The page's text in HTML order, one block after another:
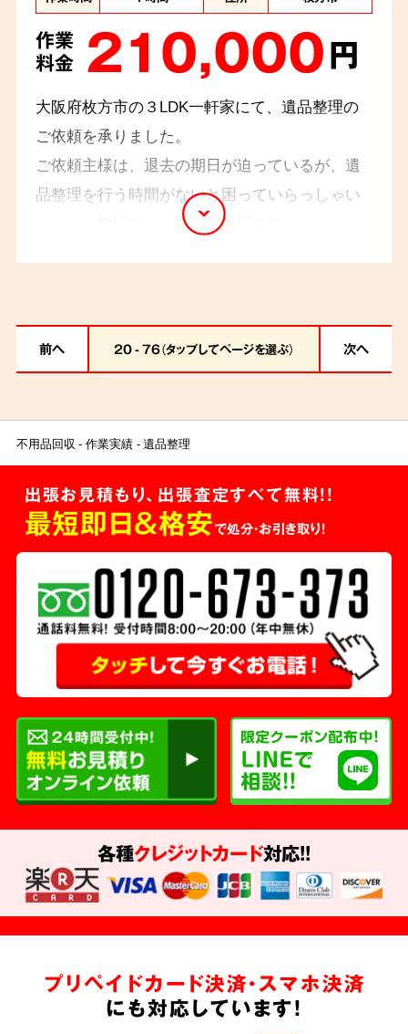
作業
料金 210,000円
大阪府枚方市の３LDK一軒家にて、遺品整理の
ご依頼を承りました。
ご依頼主様は、退去の期日が迫っているが、遺
品整理を行う時間がないと困っていらっしゃい
ました。弊社では、ご依頼主様のスケジュール
お褒めの言葉をいただきました。
前へ 20 - 76（タップしてページを選ぶ） 次へ
不用品回収 作業実績 遺品整理
出張お見積もり、出張査定すべて無料!!
最短即日＆格安で処分・お引き取り！
各種クレジットカード対応!!
プリペイドカード決済・スマホ決済
にも対応しています!